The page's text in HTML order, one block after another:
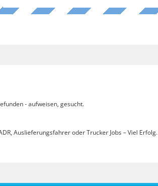
- aufweisen, gesucht.
Auslieferungsfahrer oder Trucker Jobs – Viel Erfolg.